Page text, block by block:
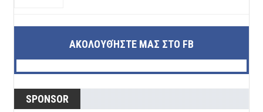
ΑΚΟΛΟΥΘΉΣΤΕ ΜΑΣ ΣΤΟ FB
SPONSOR